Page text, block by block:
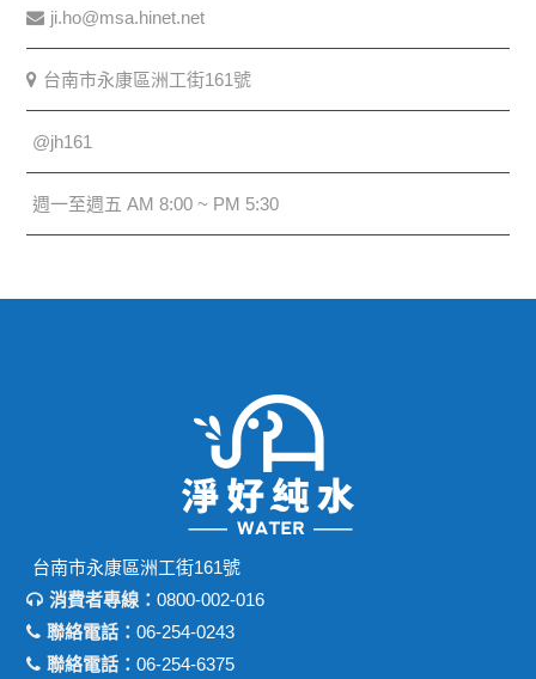
ji.ho@msa.hinet.net
台南市永康區洲工街161號
@jh161
週一至週五 AM 8:00 ~ PM 5:30
台南市永康區洲工街161號
消費者專線：0800-002-016
聯絡電話：06-254-0243
聯絡電話：06-254-6375